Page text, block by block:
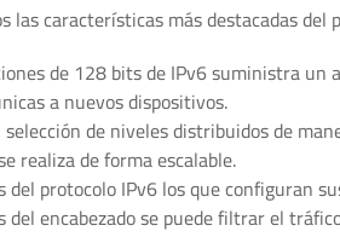
las características más destacadas del
de 128 bits de IPv6 suministra un
a nuevos dispositivos.
de niveles distribuidos de
realiza de forma escalable.
del protocolo IPv6 los que configuran
del encabezado se puede filtrar el